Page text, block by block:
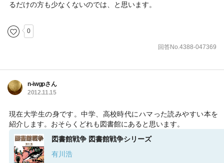
るだけの方も少なくないのでは、と思います。
0
回答No.4388-047369
n-iwgpさん
2012.11.15
現在大学生の身です。中学、高校時代にハマった読みやすい本を
紹介します。おそらくどれも図書館にあると思います。
図書館戦争 図書館戦争シリーズ
有川浩